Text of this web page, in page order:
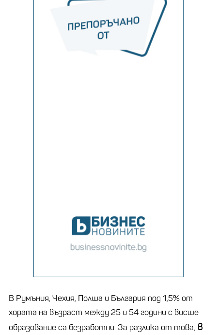
В Румъния, Чехия, Полша и България под 1,5% от
хората на възраст между 25 и 54 години с висше
образование са безработни. За разлика от това, в